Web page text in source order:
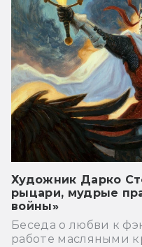
Художник Дарко
рыцари, мудрые
войны»
Беседа о любви к
работе масляными